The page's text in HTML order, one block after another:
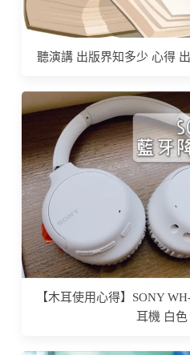
聽演講 出版界知多少 心得
【木耳使用心得】SONY
耳機 白色